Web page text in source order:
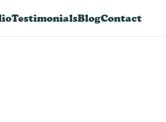
TestimonialsBlogContact